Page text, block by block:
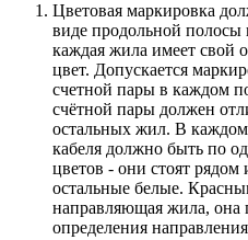
Цветовая маркировка
виде продольной
каждая жила имеет свой
цвет. Допускается
счетной пары в каждом
счётной пары должен
остальных жил. В
кабеля должно быть по
цветов - они стоят
остальные белые.
направляющая жила, она
определения